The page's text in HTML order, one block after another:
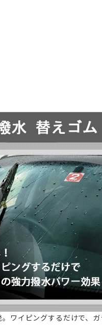
ワイピングするだけで、